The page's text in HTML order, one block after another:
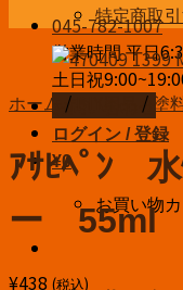
045-782-1007
営業時間 平日
土日祝
お問い合わせ
ログイン / 登録
¥0
お買い物
特定商取
ホーム / / 塗
ｱｻﾋﾍﾟﾝ
ー 55ml
¥438 (税込)